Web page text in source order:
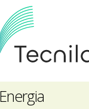
Energia